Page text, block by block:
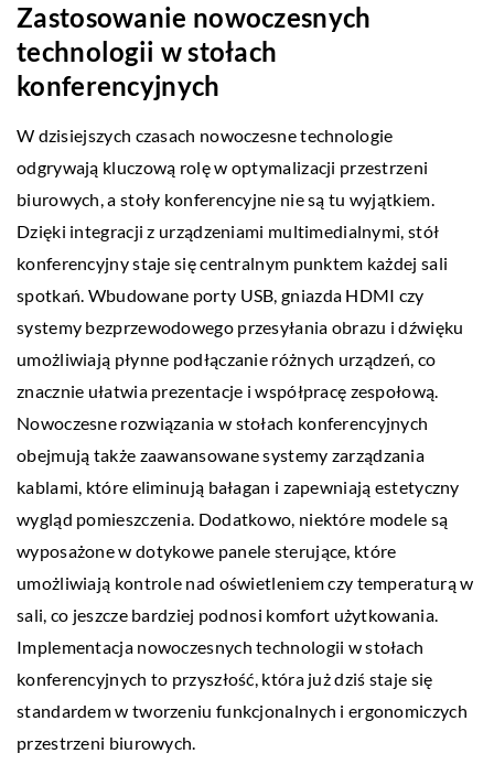
Zastosowanie nowoczesnych
technologii w stołach
konferencyjnych
W dzisiejszych czasach nowoczesne technologie
odgrywają kluczową rolę w optymalizacji przestrzeni
biurowych, a stoły konferencyjne nie są tu wyjątkiem.
Dzięki integracji z urządzeniami multimedialnymi, stół
konferencyjny staje się centralnym punktem każdej sali
spotkań. Wbudowane porty USB, gniazda HDMI czy
systemy bezprzewodowego przesyłania obrazu i dźwięku
umożliwiają płynne podłączanie różnych urządzeń, co
znacznie ułatwia prezentacje i współpracę zespołową.
Nowoczesne rozwiązania w stołach konferencyjnych
obejmują także zaawansowane systemy zarządzania
kablami, które eliminują bałagan i zapewniają estetyczny
wygląd pomieszczenia. Dodatkowo, niektóre modele są
wyposażone w dotykowe panele sterujące, które
umożliwiają kontrole nad oświetleniem czy temperaturą w
sali, co jeszcze bardziej podnosi komfort użytkowania.
Implementacja nowoczesnych technologii w stołach
konferencyjnych to przyszłość, która już dziś staje się
standardem w tworzeniu funkcjonalnych i ergonomiczych
przestrzeni biurowych.